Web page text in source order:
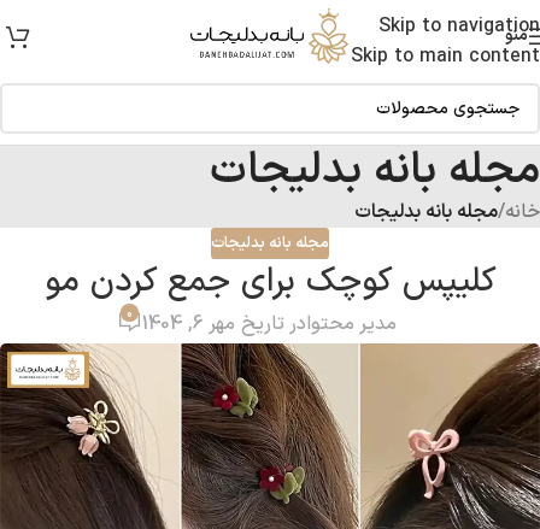
Skip to navigation
Skip to main content
منو
مجله بانه بدلیجات
خانه/مجله بانه بدلیجات
مجله بانه بدلیجات
کلیپس کوچک برای جمع کردن مو
مدیر محتوادر تاریخ مهر 6, 1404 0